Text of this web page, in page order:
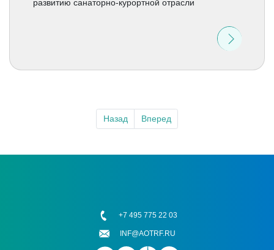
развитию санаторно-курортной отрасли
Назад Вперед
+7 495 775 22 03
INF@AOTRF.RU